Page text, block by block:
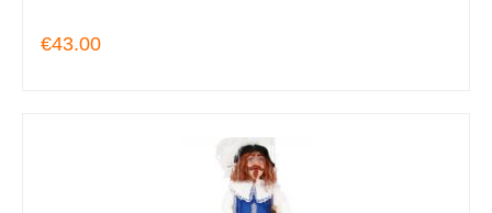
€43.00